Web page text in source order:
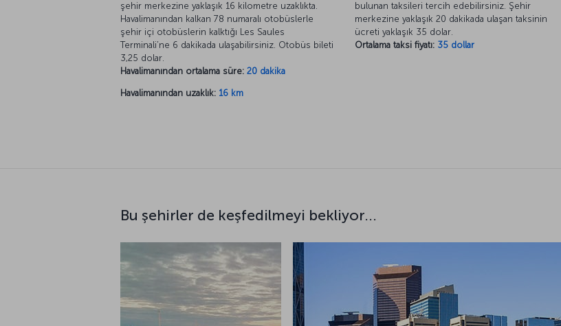
şehir merkezine yaklaşık 16 kilometre uzaklıkta.
Havalimanından kalkan 78 numaralı otobüslerle
şehir içi otobüslerin kalktığı Les Saules
Terminali’ne 6 dakikada ulaşabilirsiniz. Otobüs bileti
3,25 dolar.
Havalimanından ortalama süre: 20 dakika
Havalimanından uzaklık: 16 km
bulunan taksileri tercih edebilirsiniz. Şehir
merkezine yaklaşık 20 dakikada ulaşan taksinin
ücreti yaklaşık 35 dolar.
Ortalama taksi fiyatı: 35 dollar
Bu şehirler de keşfedilmeyi bekliyor...